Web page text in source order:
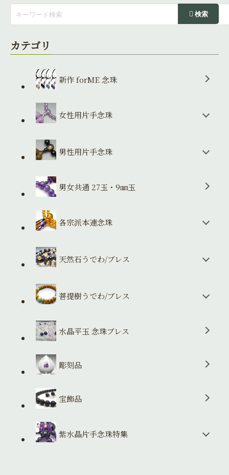
カテゴリ
新作 forME 念珠
女性用片手念珠
男性用片手念珠
男女共通 27玉・9㎜玉
各宗派本連念珠
天然石うでわ/ブレス
菩提樹うでわ/ブレス
水晶平玉 念珠ブレス
彫刻品
宝飾品
紫水晶片手念珠特集